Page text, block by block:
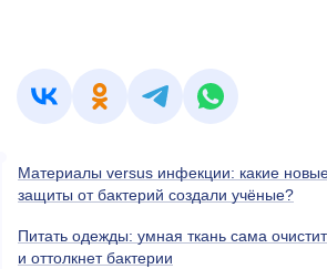
Материалы versus инфекции: какие
защиты от бактерий создали учёные?
Питать одежды: умная ткань сама
и оттолкнет бактерии